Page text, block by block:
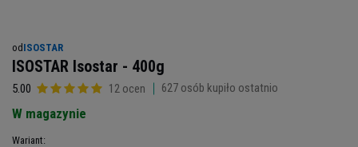
od ISOSTAR
ISOSTAR Isostar - 400g
5.00 12 ocen 627 osób kupiło ostatnio
W magazynie
Wariant